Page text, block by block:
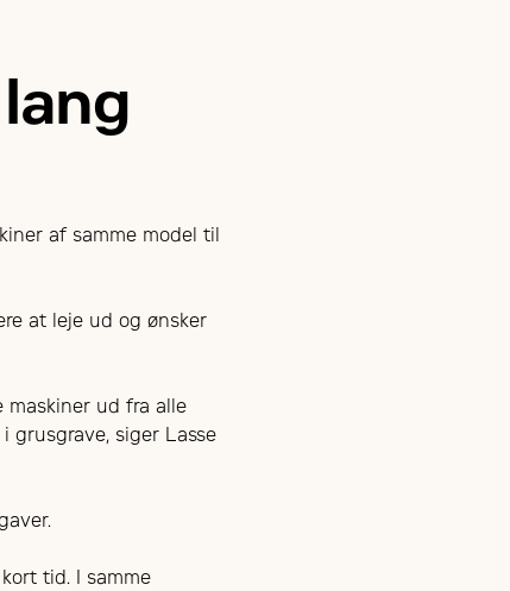
af samme model til
at leje ud og ønsker
maskiner ud fra alle
grusgrave, siger Lasse
tid. I samme